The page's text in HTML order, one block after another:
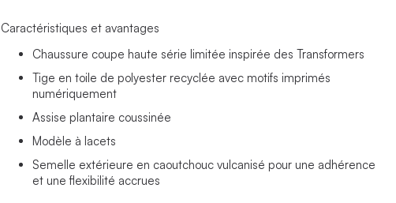
Caractéristiques et avantages
Chaussure coupe haute série limitée inspirée des Transformers
Tige en toile de polyester recyclée avec motifs imprimés
numériquement
Assise plantaire coussinée
Modèle à lacets
Semelle extérieure en caoutchouc vulcanisé pour une adhérence
et une flexibilité accrues